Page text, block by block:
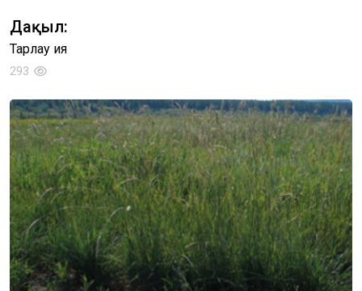
Дақыл:
Тарлау қияқ
293